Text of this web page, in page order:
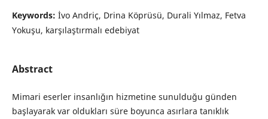
Keywords: İvo Andriç, Drina Köprüsü, Durali Yılmaz, Fetva
Yokuşu, karşılaştırmalı edebiyat
Abstract
Mimari eserler insanlığın hizmetine sunulduğu günden
başlayarak var oldukları süre boyunca asırlara tanıklık